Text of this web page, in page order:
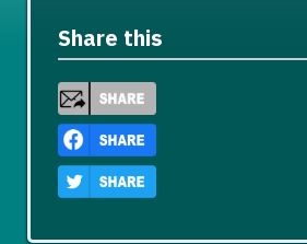
Share this